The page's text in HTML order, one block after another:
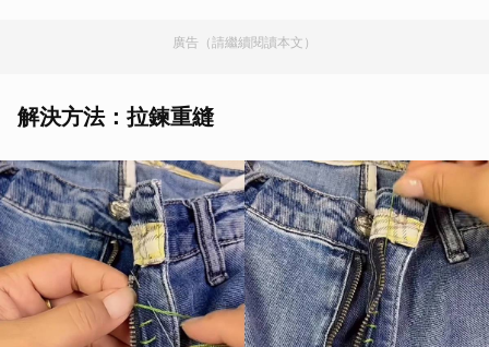
廣告（請繼續閱讀本文）
解決方法：拉鍊重縫